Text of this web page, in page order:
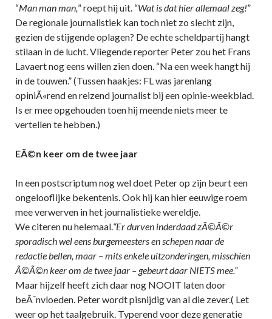
“Man man man,” roept hij uit. “Wat is dat hier allemaal zeg!”
De regionale journalistiek kan toch niet zo slecht zijn,
gezien de stijgende oplagen? De echte scheldpartij hangt
stilaan in de lucht. Vliegende reporter Peter zou het Frans
Lavaert nog eens willen zien doen. “Na een week hangt hij
in de touwen.” (Tussen haakjes: FL was jarenlang
opiniÃ«rend en reizend journalist bij een opinie-weekblad.
Is er mee opgehouden toen hij meende niets meer te
vertellen te hebben.)
EÃ©n keer om de twee jaar
In een postscriptum nog wel doet Peter op zijn beurt een
ongelooflijke bekentenis. Ook hij kan hier eeuwige roem
mee verwerven in het journalistieke wereldje.
We citeren nu helemaal.“Er durven inderdaad zÃ©Ã©r
sporadisch wel eens burgemeesters en schepen naar de
redactie bellen, maar – mits enkele uitzonderingen, misschien
Ã©Ã©n keer om de twee jaar – gebeurt daar NIETS mee.”
Maar hijzelf heeft zich daar nog NOOIT laten door
beÃ¯nvloeden. Peter wordt pisnijdig van al die zever.( Let
weer op het taalgebruik. Typerend voor deze generatie